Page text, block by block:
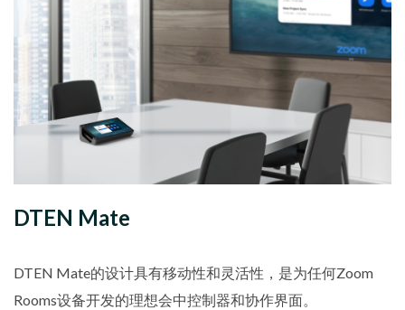
DTEN Mate
DTEN Mate的设计具有移动性和灵活性，是为任何Zoom
Rooms设备开发的理想会中控制器和协作界面。